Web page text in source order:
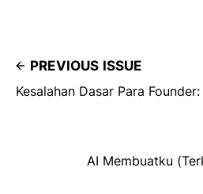
PREVIOUS ISSUE
Kesalahan Dasar Para
AI Membuatku